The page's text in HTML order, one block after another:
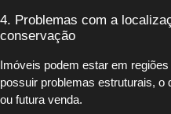
4. Problemas com a
conservação
Imóveis podem estar em
possuir problemas estruturais, o
ou futura venda.